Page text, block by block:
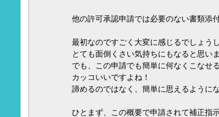
他の許可承認申請では必要のない書類添
最初なのですごく大変に感じるでしょう
とても面倒くさい気持ちにもなると思い
でも、この申請でも簡単に何なくこなせ
カッコいいですよね！
諦めるのではなく、簡単に思えるように
ひとまず、この概要で申請されて補正指